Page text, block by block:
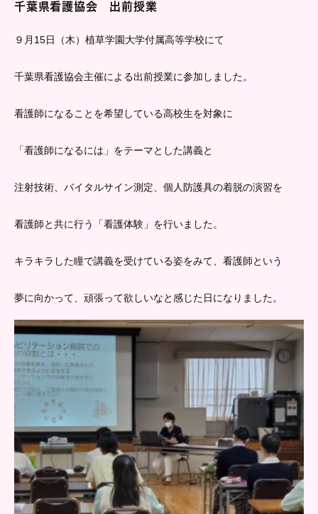
千葉県看護協会 出前授業
９月15日（木）植草学園大学付属高等学校にて
千葉県看護協会主催による出前授業に参加しました。
看護師になることを希望している高校生を対象に
「看護師になるには」をテーマとした講義と
注射技術、バイタルサイン測定、個人防護具の着脱の演習を
看護師と共に行う「看護体験」を行いました。
キラキラした瞳で講義を受けている姿をみて、看護師という
夢に向かって、頑張って欲しいなと感じた日になりました。